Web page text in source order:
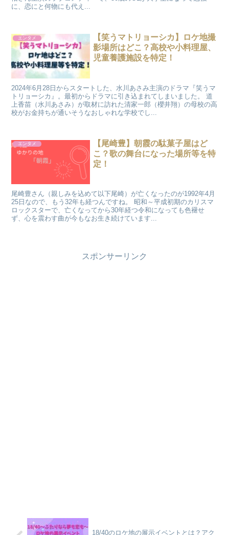
に、恋にと何物にも代え...
エンタメ
【笑うマトリョーシカ】ロケ地撮
影場所はどこ？高校や小料理屋、
児童養護施設を特定！
2024年6月28日からスタートした、水川あさみ主演のドラマ『笑うマ
トリョーシカ』。最初からドラマに引き込まれてしまいました。 道
上香苗（水川あさみ）が取材に訪れた清家一郎（櫻井翔）の母校の高
校がお金持ちが通いそうなおしゃれな学校でし...
エンタメ
【尾崎豊】朝霞の駄菓子屋はど
こ？歌の舞台になった場所等を特
定！
尾崎豊さん（親しみを込めて以下尾崎）が亡くなったのが1992年4月
25日なので、もう32年も経つんですね。 昭和～平成初期のカリスマ
ロックスターで、亡くなってから30年経つ令和になっても色褪せ
ず、心を震わす曲が今もなお生き続けています...
スポンサーリンク
18/40のロケ地の展示イベントとは？アク